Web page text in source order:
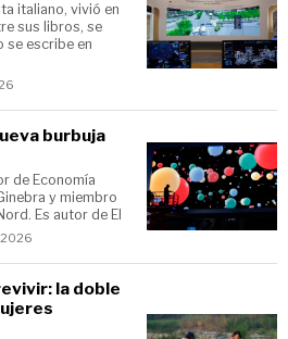
italiano, vivió en
sus libros, se
se escribe en
burbuja
de Economía
y miembro
Es autor de El
2026
la doble